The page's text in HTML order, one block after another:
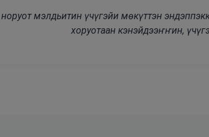
норуот мэлдьитин үчүгэйи мөкүттэн
хоруотаан кэнэйдээҥҥин,